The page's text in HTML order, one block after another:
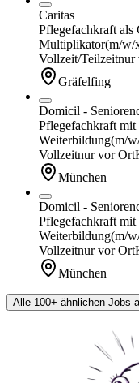
Caritas
Pflegefachkraft als
Multiplikator(m/w/
Vollzeit/Teilzeitnur
Gräfelfing
Domicil -
Pflegefachkraft mit
Weiterbildung(m/
Vollzeitnur vor Ort
München
Domicil -
Pflegefachkraft mit
Weiterbildung(m/
Vollzeitnur vor Ort
München
Alle 100+ ähnlichen Jobs